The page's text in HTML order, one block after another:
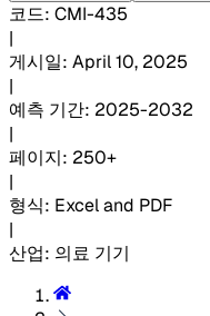
코드: CMI-435
|
게시일: April 10, 2025
|
예측 기간: 2025-2032
|
페이지: 250+
|
형식: Excel and PDF
|
산업: 의료 기기